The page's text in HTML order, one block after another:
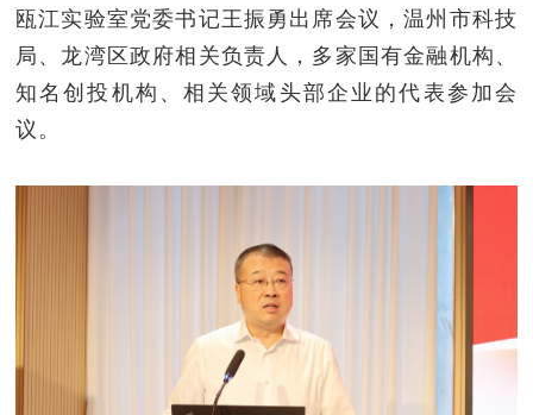
瓯江实验室党委书记王振勇出席会议，温州市科技
局、龙湾区政府相关负责人，多家国有金融机构、
知名创投机构、相关领域头部企业的代表参加会
议。